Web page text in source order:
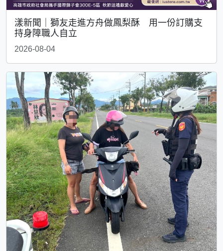
漾新聞｜獅友走進方舟做鳳梨酥 用一份訂購支
持身障職人自立
2026-08-04